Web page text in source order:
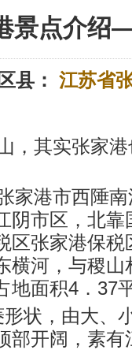
景点介
县： 江苏省
，其实张家
家港市西陲
阴市区，北
区张家港保
横河，与稷
地面积4．37
状，由大、
部开阔，素